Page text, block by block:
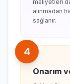
maliyetleri
alınmadan
sağlanır.
4
Onarım